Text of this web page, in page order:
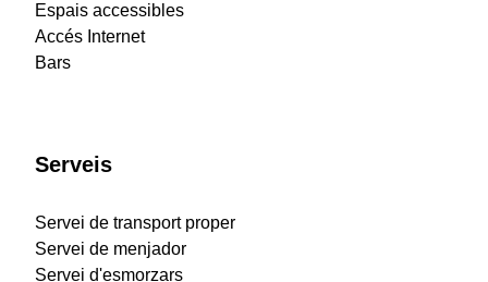
Espais accessibles
Accés Internet
Bars
Serveis
Servei de transport proper
Servei de menjador
Servei d'esmorzars